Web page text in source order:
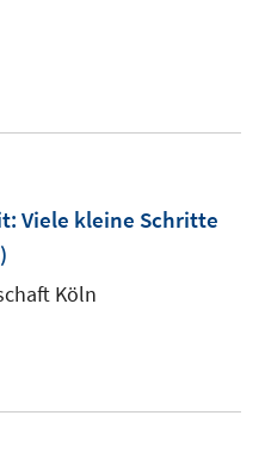
Viele kleine Schritte
Köln